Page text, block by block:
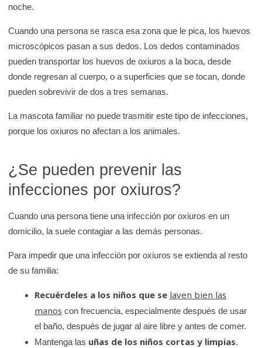
noche.
Cuando una persona se rasca esa zona que le pica, los huevos
microscópicos pasan a sus dedos. Los dedos contaminados
pueden transportar los huevos de oxiuros a la boca, desde
donde regresan al cuerpo, o a superficies que se tocan, donde
pueden sobrevivir de dos a tres semanas.
La mascota familiar no puede trasmitir este tipo de infecciones,
porque los oxiuros no afectan a los animales.
¿Se pueden prevenir las
infecciones por oxiuros?
Cuando una persona tiene una infección por oxiuros en un
domicilio, la suele contagiar a las demás personas.
Para impedir que una infección por oxiuros se extienda al resto
de su familia:
Recuérdeles a los niños que se laven bien las
manos con frecuencia, especialmente después de usar
el baño, después de jugar al aire libre y antes de comer.
Mantenga las uñas de los niños cortas y limpias.